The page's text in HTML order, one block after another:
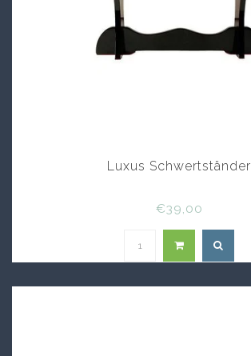
Luxus Schwertständer
€39,00